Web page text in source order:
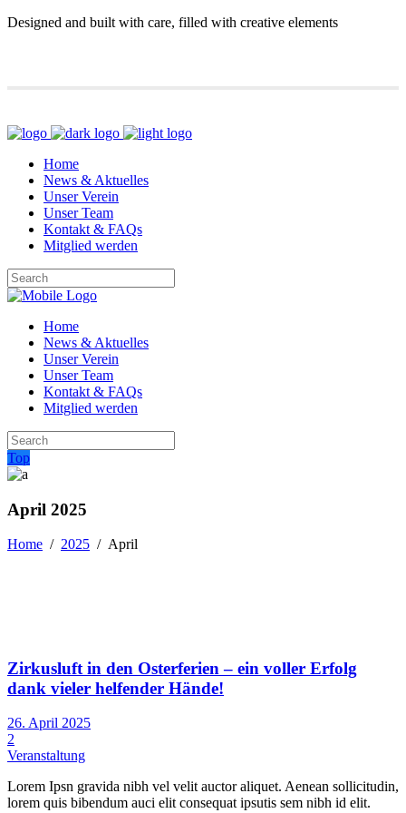
Designed and built with care, filled with creative elements
Home
News & Aktuelles
Unser Verein
Unser Team
Kontakt & FAQs
Mitglied werden
Home
News & Aktuelles
Unser Verein
Unser Team
Kontakt & FAQs
Mitglied werden
Top
April 2025
Home / 2025 / April
Zirkusluft in den Osterferien – ein voller Erfolg
dank vieler helfender Hände!
26. April 2025
2
Veranstaltung
Lorem Ipsn gravida nibh vel velit auctor aliquet. Aenean sollicitudin,
lorem quis bibendum auci elit consequat ipsutis sem nibh id elit.